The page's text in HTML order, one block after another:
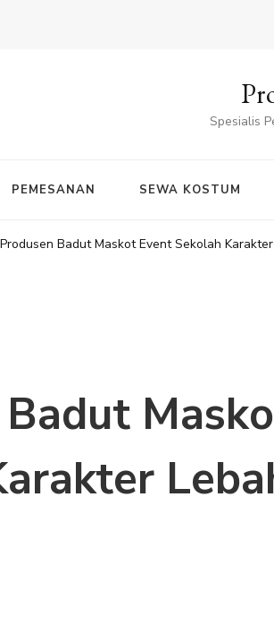
Spesialis
PEMESANAN SEWA KOSTUM
Produsen Badut Maskot Event Sekolah